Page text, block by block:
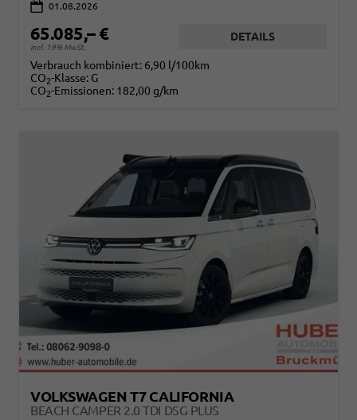
01.08.2026
65.085,– €
incl. 19% MwSt.
DETAILS
Verbrauch kombiniert: 6,90 l/100km
CO2-Klasse: G
CO2-Emissionen: 182,00 g/km
VOLKSWAGEN T7 CALIFORNIA
BEACH CAMPER 2.0 TDI DSG PLUS